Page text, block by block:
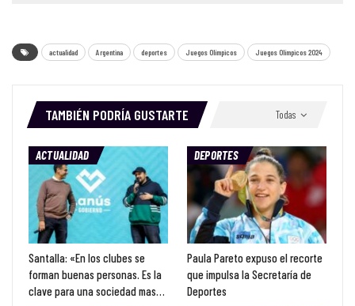
actualidad Argentina deportes Juegos Olímpicos Juegos Olímpicos 2024
Todas
TAMBIÉN PODRÍA GUSTARTE
ACTUALIDAD
Santalla: «En los clubes se
forman buenas personas. Es la
clave para una sociedad mas…
DEPORTES
Paula Pareto expuso el recorte
que impulsa la Secretaría de
Deportes